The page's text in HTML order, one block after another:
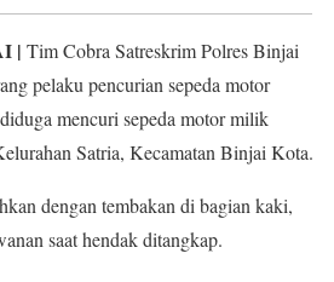
| Tim Cobra Satreskrim Polres Binjai
pelaku pencurian sepeda motor
mencuri sepeda motor milik
Satria, Kecamatan Binjai Kota.
dengan tembakan di bagian kaki,
saat hendak ditangkap.